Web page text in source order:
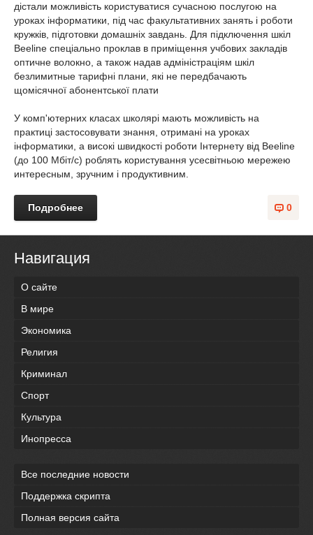
дістали можливість користуватися сучасною послугою на
уроках інформатики, під час факультативних занять і роботи
кружків, підготовки домашніх завдань. Для підключення шкіл
Beeline спеціально проклав в приміщення учбових закладів
оптичне волокно, а також надав адміністраціям шкіл
безлимитные тарифні плани, які не передбачають
щомісячної абонентської плати
У комп'ютерних класах школярі мають можливість на
практиці застосовувати знання, отримані на уроках
інформатики, а високі швидкості роботи Інтернету від Beeline
(до 100 Мбіт/с) роблять користування усесвітньою мережею
интересным, зручним і продуктивним.
0
Подробнее
Навигация
О сайте
В мире
Экономика
Религия
Криминал
Спорт
Культура
Инопресса
Все последние новости
Поддержка скрипта
Полная версия сайта